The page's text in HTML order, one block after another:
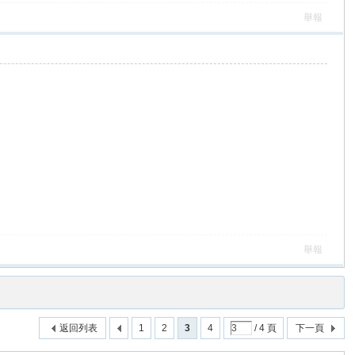
舉報
舉報
1 2 3 4 / 4 頁 下一頁
返回列表